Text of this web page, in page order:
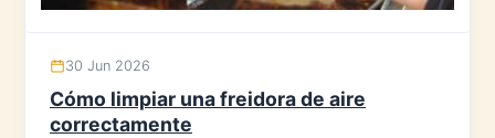
30 Jun 2026
Cómo limpiar una freidora de aire
correctamente